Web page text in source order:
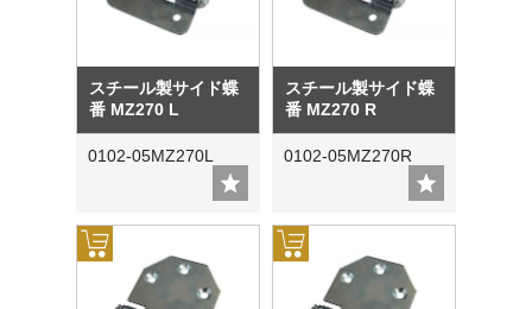
スチール製サイド蝶
番 MZ270 L
0102-05MZ270L
スチール製サイド蝶
番 MZ270 R
0102-05MZ270R